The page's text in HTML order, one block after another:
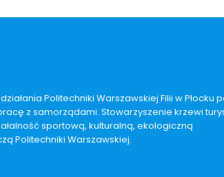
Politechniki Warszawskiej Filii w
z samorządami. Stowarzyszenie krzewi
sportową, kulturalną, ekologiczną
Politechniki Warszawskiej.